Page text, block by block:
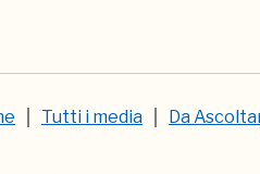
Tutti i media Da